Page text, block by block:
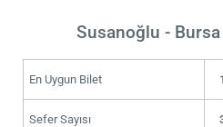
Susanoğlu -
En Uygun Bilet
Sefer Sayısı